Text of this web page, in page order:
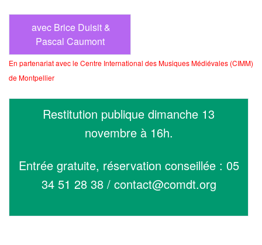
avec Brice Duisit &
Pascal Caumont
En partenariat avec le Centre International des Musiques Médiévales (CIMM)
de Montpellier
Restitution publique dimanche 13
novembre à 16h.
Entrée gratuite, réservation conseillée : 05
34 51 28 38 / contact@comdt.org